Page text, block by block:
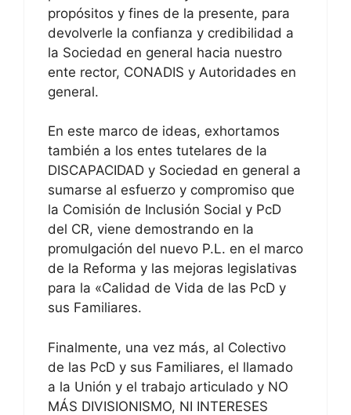
propósitos y fines de la presente, para
devolverle la confianza y credibilidad a
la Sociedad en general hacia nuestro
ente rector, CONADIS y Autoridades en
general.
En este marco de ideas, exhortamos
también a los entes tutelares de la
DISCAPACIDAD y Sociedad en general a
sumarse al esfuerzo y compromiso que
la Comisión de Inclusión Social y PcD
del CR, viene demostrando en la
promulgación del nuevo P.L. en el marco
de la Reforma y las mejoras legislativas
para la «Calidad de Vida de las PcD y
sus Familiares.
Finalmente, una vez más, al Colectivo
de las PcD y sus Familiares, el llamado
a la Unión y el trabajo articulado y NO
MÁS DIVISIONISMO, NI INTERESES